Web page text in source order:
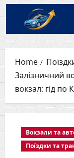
Skip
to
content
Home
Залізничний
вокзал: гід по
Вокзали та
Поїздки та